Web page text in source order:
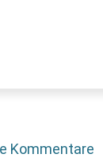
Kommentare